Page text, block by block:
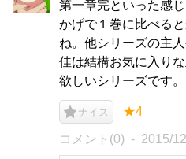
第一章完といった感
かげで１巻に比べる
ね。他シリーズの主
佳は結構お気に入り
欲しいシリーズです
ナイス ★4
コメント(0) 2015/